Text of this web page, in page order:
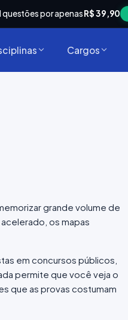
por apenasR$ 39,90
Cargos
grande volume de
os mapas
em concursos públicos,
permite que você veja o
que as provas costumam